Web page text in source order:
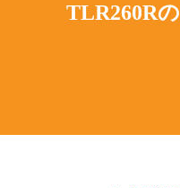
TLR260Rの